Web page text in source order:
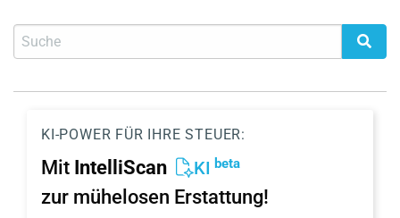
KI-POWER FÜR IHRE STEUER:
Mit IntelliScan KI beta
zur mühelosen Erstattung!